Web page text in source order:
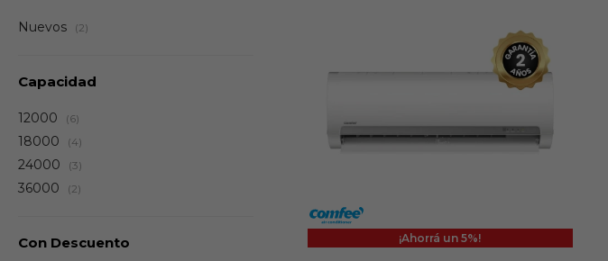
5
Nuevos (2)
Capacidad
12000 (6)
18000 (4)
24000 (3)
36000 (2)
Con Descuento